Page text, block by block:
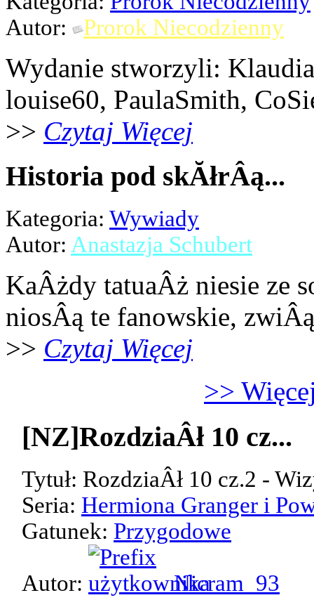
Autor:
Prorok Niecodzienny
Wydanie stworzyli:
louise60, PaulaSmith,
>> Czytaj Więcej
Historia pod skĂłrÂą...
Kategoria: Wywiady
Autor: Anastazja Schubert
KaÂżdy tatuaÂż niesie ze
niosÂą te fanowskie,
>> Czytaj Więcej
>>
[NZ]RozdziaÂł 10 cz...
Tytuł: RozdziaÂł 10 cz.2 -
Seria: Hermiona Granger i
Gatunek: Przygodowe
Autor: Nicram_93